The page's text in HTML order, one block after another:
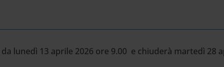
lunedì 13 aprile 2026 ore 9.00 e chiuderà martedì 28